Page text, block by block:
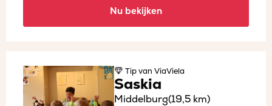
Nu bekijken
Tipvan ViaViela
Saskia
Middelburg(19,5 km)